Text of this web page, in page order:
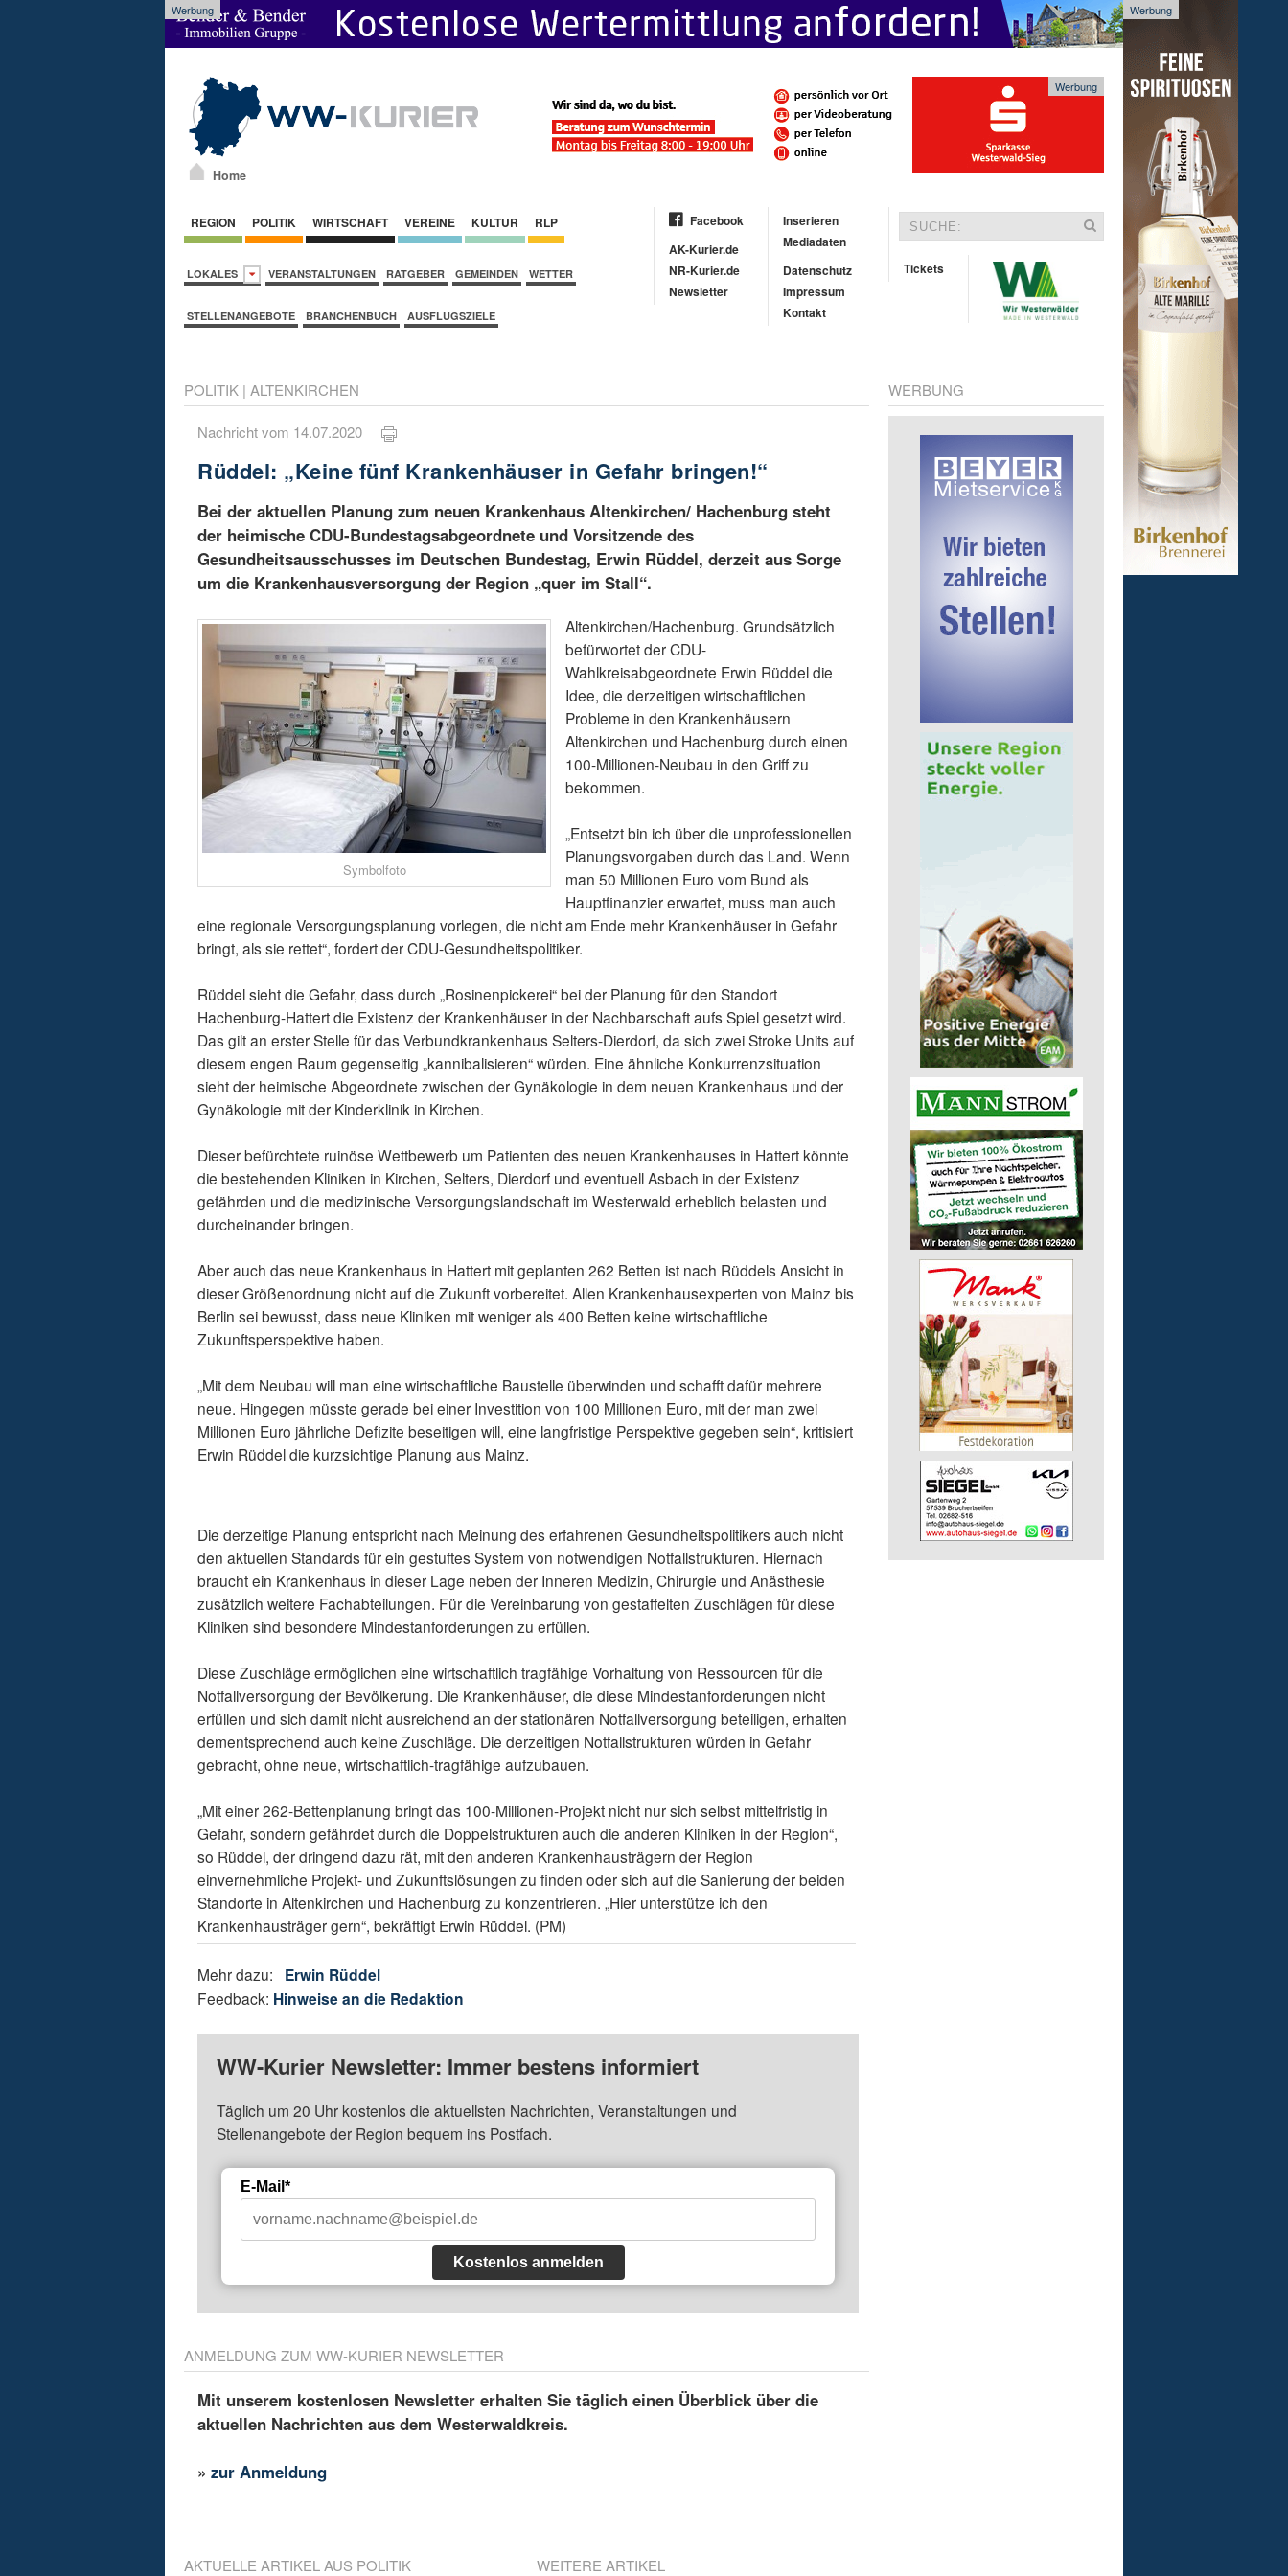
Werbung Werbung
Home
Werbung
REGION POLITIK WIRTSCHAFT VEREINE KULTUR RLP
LOKALES VERANSTALTUNGEN RATGEBER GEMEINDEN WETTER
STELLENANGEBOTE BRANCHENBUCH AUSFLUGSZIELE
Facebook
AK-Kurier.de
NR-Kurier.de
Newsletter
Inserieren
Mediadaten
Datenschutz
Impressum
Kontakt
Tickets
POLITIK | ALTENKIRCHEN
Nachricht vom 14.07.2020
Rüddel: „Keine fünf Krankenhäuser in Gefahr bringen!“
Bei der aktuellen Planung zum neuen Krankenhaus Altenkirchen/ Hachenburg steht
der heimische CDU-Bundestagsabgeordnete und Vorsitzende des
Gesundheitsausschusses im Deutschen Bundestag, Erwin Rüddel, derzeit aus Sorge
um die Krankenhausversorgung der Region „quer im Stall“.
Symbolfoto
Altenkirchen/Hachenburg. Grundsätzlich
befürwortet der CDU-
Wahlkreisabgeordnete Erwin Rüddel die
Idee, die derzeitigen wirtschaftlichen
Probleme in den Krankenhäusern
Altenkirchen und Hachenburg durch einen
100-Millionen-Neubau in den Griff zu
bekommen.
„Entsetzt bin ich über die unprofessionellen
Planungsvorgaben durch das Land. Wenn
man 50 Millionen Euro vom Bund als
Hauptfinanzier erwartet, muss man auch
eine regionale Versorgungsplanung vorlegen, die nicht am Ende mehr Krankenhäuser in Gefahr
bringt, als sie rettet“, fordert der CDU-Gesundheitspolitiker.
Rüddel sieht die Gefahr, dass durch „Rosinenpickerei“ bei der Planung für den Standort
Hachenburg-Hattert die Existenz der Krankenhäuser in der Nachbarschaft aufs Spiel gesetzt wird.
Das gilt an erster Stelle für das Verbundkrankenhaus Selters-Dierdorf, da sich zwei Stroke Units auf
diesem engen Raum gegenseitig „kannibalisieren“ würden. Eine ähnliche Konkurrenzsituation
sieht der heimische Abgeordnete zwischen der Gynäkologie in dem neuen Krankenhaus und der
Gynäkologie mit der Kinderklinik in Kirchen.
Dieser befürchtete ruinöse Wettbewerb um Patienten des neuen Krankenhauses in Hattert könnte
die bestehenden Kliniken in Kirchen, Selters, Dierdorf und eventuell Asbach in der Existenz
gefährden und die medizinische Versorgungslandschaft im Westerwald erheblich belasten und
durcheinander bringen.
Aber auch das neue Krankenhaus in Hattert mit geplanten 262 Betten ist nach Rüddels Ansicht in
dieser Größenordnung nicht auf die Zukunft vorbereitet. Allen Krankenhausexperten von Mainz bis
Berlin sei bewusst, dass neue Kliniken mit weniger als 400 Betten keine wirtschaftliche
Zukunftsperspektive haben.
„Mit dem Neubau will man eine wirtschaftliche Baustelle überwinden und schafft dafür mehrere
neue. Hingegen müsste gerade bei einer Investition von 100 Millionen Euro, mit der man zwei
Millionen Euro jährliche Defizite beseitigen will, eine langfristige Perspektive gegeben sein“, kritisiert
Erwin Rüddel die kurzsichtige Planung aus Mainz.
Die derzeitige Planung entspricht nach Meinung des erfahrenen Gesundheitspolitikers auch nicht
den aktuellen Standards für ein gestuftes System von notwendigen Notfallstrukturen. Hiernach
braucht ein Krankenhaus in dieser Lage neben der Inneren Medizin, Chirurgie und Anästhesie
zusätzlich weitere Fachabteilungen. Für die Vereinbarung von gestaffelten Zuschlägen für diese
Kliniken sind besondere Mindestanforderungen zu erfüllen.
Diese Zuschläge ermöglichen eine wirtschaftlich tragfähige Vorhaltung von Ressourcen für die
Notfallversorgung der Bevölkerung. Die Krankenhäuser, die diese Mindestanforderungen nicht
erfüllen und sich damit nicht ausreichend an der stationären Notfallversorgung beteiligen, erhalten
dementsprechend auch keine Zuschläge. Die derzeitigen Notfallstrukturen würden in Gefahr
gebracht, ohne neue, wirtschaftlich-tragfähige aufzubauen.
„Mit einer 262-Bettenplanung bringt das 100-Millionen-Projekt nicht nur sich selbst mittelfristig in
Gefahr, sondern gefährdet durch die Doppelstrukturen auch die anderen Kliniken in der Region“,
so Rüddel, der dringend dazu rät, mit den anderen Krankenhausträgern der Region
einvernehmliche Projekt- und Zukunftslösungen zu finden oder sich auf die Sanierung der beiden
Standorte in Altenkirchen und Hachenburg zu konzentrieren. „Hier unterstütze ich den
Krankenhausträger gern“, bekräftigt Erwin Rüddel. (PM)
Mehr dazu: Erwin Rüddel
Feedback: Hinweise an die Redaktion
WW-Kurier Newsletter: Immer bestens informiert
Täglich um 20 Uhr kostenlos die aktuellsten Nachrichten, Veranstaltungen und
Stellenangebote der Region bequem ins Postfach.
E-Mail*
Kostenlos anmelden
ANMELDUNG ZUM WW-KURIER NEWSLETTER
Mit unserem kostenlosen Newsletter erhalten Sie täglich einen Überblick über die
aktuellen Nachrichten aus dem Westerwaldkreis.
»zur Anmeldung
AKTUELLE ARTIKEL AUS POLITIK WEITERE ARTIKEL
WERBUNG